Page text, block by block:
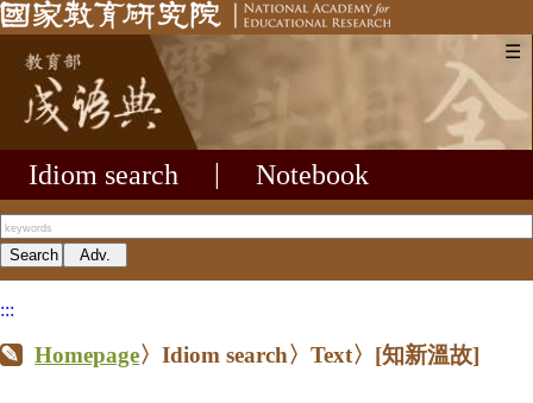
☰
Idiom search Notebook
:::
Homepage〉Idiom search〉Text〉 [知新溫故]